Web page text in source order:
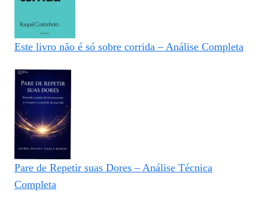
Este livro não é só sobre corrida – Análise Completa
Pare de Repetir suas Dores – Análise Técnica
Completa